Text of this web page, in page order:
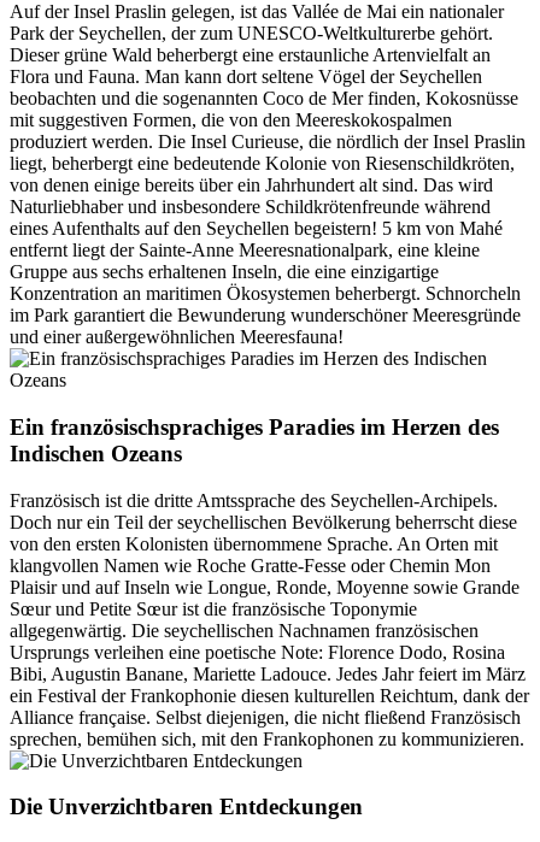
Auf der Insel Praslin gelegen, ist das Vallée de Mai ein nationaler
Park der Seychellen, der zum UNESCO-Weltkulturerbe gehört.
Dieser grüne Wald beherbergt eine erstaunliche Artenvielfalt an
Flora und Fauna. Man kann dort seltene Vögel der Seychellen
beobachten und die sogenannten Coco de Mer finden, Kokosnüsse
mit suggestiven Formen, die von den Meereskokospalmen
produziert werden. Die Insel Curieuse, die nördlich der Insel Praslin
liegt, beherbergt eine bedeutende Kolonie von Riesenschildkröten,
von denen einige bereits über ein Jahrhundert alt sind. Das wird
Naturliebhaber und insbesondere Schildkrötenfreunde während
eines Aufenthalts auf den Seychellen begeistern! 5 km von Mahé
entfernt liegt der Sainte-Anne Meeresnationalpark, eine kleine
Gruppe aus sechs erhaltenen Inseln, die eine einzigartige
Konzentration an maritimen Ökosystemen beherbergt. Schnorcheln
im Park garantiert die Bewunderung wunderschöner Meeresgründe
und einer außergewöhnlichen Meeresfauna!
Ein französischsprachiges Paradies im Herzen des
Indischen Ozeans
Französisch ist die dritte Amtssprache des Seychellen-Archipels.
Doch nur ein Teil der seychellischen Bevölkerung beherrscht diese
von den ersten Kolonisten übernommene Sprache. An Orten mit
klangvollen Namen wie Roche Gratte-Fesse oder Chemin Mon
Plaisir und auf Inseln wie Longue, Ronde, Moyenne sowie Grande
Sœur und Petite Sœur ist die französische Toponymie
allgegenwärtig. Die seychellischen Nachnamen französischen
Ursprungs verleihen eine poetische Note: Florence Dodo, Rosina
Bibi, Augustin Banane, Mariette Ladouce. Jedes Jahr feiert im März
ein Festival der Frankophonie diesen kulturellen Reichtum, dank der
Alliance française. Selbst diejenigen, die nicht fließend Französisch
sprechen, bemühen sich, mit den Frankophonen zu kommunizieren.
Die Unverzichtbaren Entdeckungen